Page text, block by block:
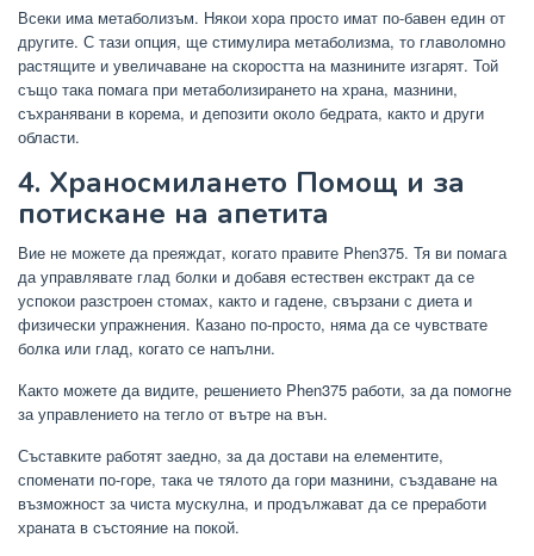
Всеки има метаболизъм. Някои хора просто имат по-бавен един от
другите. С тази опция, ще стимулира метаболизма, то главоломно
растящите и увеличаване на скоростта на мазнините изгарят. Той
също така помага при метаболизирането на храна, мазнини,
съхранявани в корема, и депозити около бедрата, както и други
области.
4. Храносмилането Помощ и за
потискане на апетита
Вие не можете да преяждат, когато правите Phen375. Тя ви помага
да управлявате глад болки и добавя естествен екстракт да се
успокои разстроен стомах, както и гадене, свързани с диета и
физически упражнения. Казано по-просто, няма да се чувствате
болка или глад, когато се напълни.
Както можете да видите, решението Phen375 работи, за да помогне
за управлението на тегло от вътре на вън.
Съставките работят заедно, за да достави на елементите,
споменати по-горе, така че тялото да гори мазнини, създаване на
възможност за чиста мускулна, и продължават да се преработи
храната в състояние на покой.